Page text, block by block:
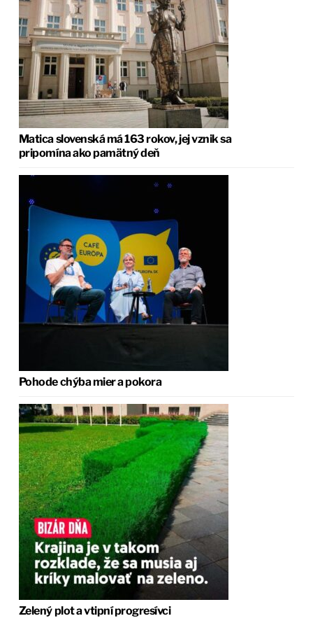
Matica slovenská má 163 rokov, jej vznik sa
pripomína ako pamätný deň
Pohode chýba mier a pokora
Zelený plot a vtipní progresívci